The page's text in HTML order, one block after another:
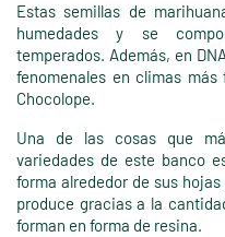
Estas semillas de
humedades y se
temperados. Además, en
fenomenales en climas
Chocolope.
Una de las cosas que
variedades de este banco
forma alrededor de sus
produce gracias a la
forman en forma de resina.